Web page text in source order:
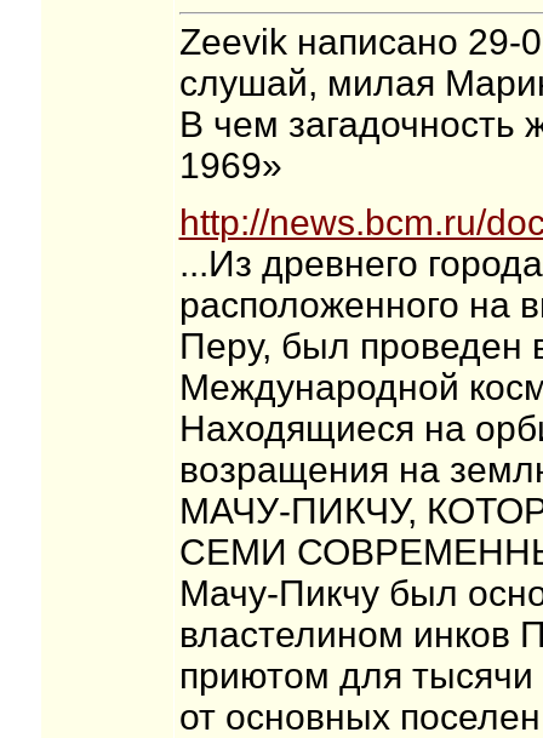
Zeevik написано 29-
слушай, милая
В чем загадочность
1969»
http://news.bcm.ru/
...Из древнего
расположенного на
Перу, был проведен
Международной
Находящиеся на
возращения на
МАЧУ-ПИКЧУ,
СЕМИ
Мачу-Пикчу был
властелином инков
приютом для тысячи
от основных